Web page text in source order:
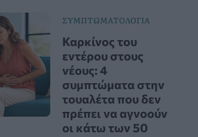
ΣΥΜΠΤΩΜΑΤΟΛΟΓΙΑ
Καρκίνος του
εντέρου στους
νέους: 4
συμπτώματα στην
τουαλέτα που δεν
πρέπει να αγνοούν
οι κάτω των 50